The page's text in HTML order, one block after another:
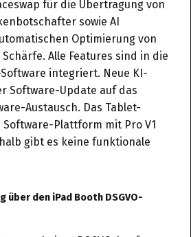
für die Übertragung von
sowie AI
Optimierung von
Alle Features sind in die
integriert. Neue KI-
Software-Update auf das
Austausch. Das Tablet-
Plattform mit Pro V1
gibt es keine funktionale
über den iPad Booth DSGVO-